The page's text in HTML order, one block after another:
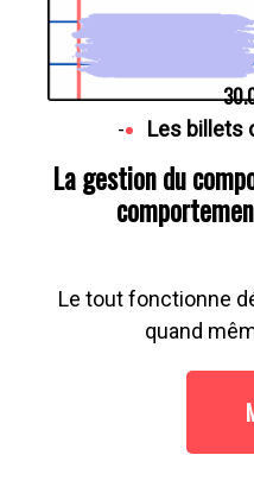
- Les billets
La gestion du
Le tout fonctionne
quand